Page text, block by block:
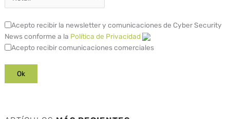
Acepto recibir la newsletter y comunicaciones de Cyber Security
News conforme a la Política de Privacidad
Acepto recibir comunicaciones comerciales